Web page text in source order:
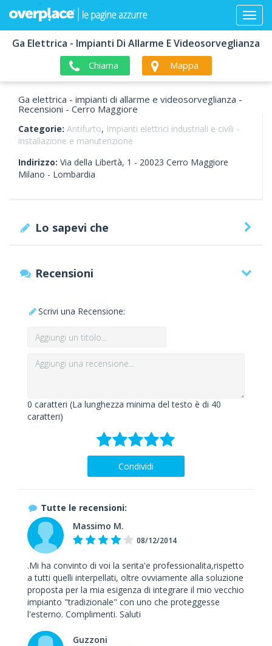
Ga Elettrica - Impianti Di Allarme E Videosorveglianza
Chiama Mappa
Ga elettrica - impianti di allarme e videosorveglianza -
Recensioni - Cerro Maggiore
Categorie: Antifurto, Impianti elettrici industriali e civili -
installazione e manutenzione
Indirizzo: Via della Libertà, 1 - 20023 Cerro Maggiore
Milano - Lombardia
Lo sapevi che
Recensioni
Scrivi una Recensione:
0 caratteri (La lunghezza minima del testo è di 40
caratteri)
Condividi
Tutte le recensioni:
Massimo M.
08/12/2014
.Mi ha convinto di voi la serita'e professionalita,rispetto
a tutti quelli interpellati, oltre ovviamente alla soluzione
proposta per la mia esigenza di integrare il mio vecchio
impianto "tradizionale" con uno che proteggesse
l'esterno. Complimenti. Saluti
Guzzoni